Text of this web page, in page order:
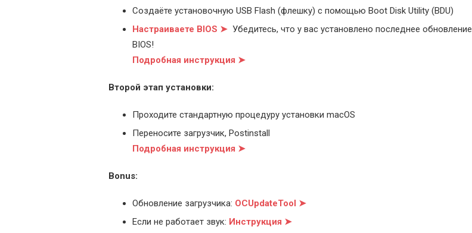
Создаёте установочную USB Flash (флешку) с помощью Boot Disk Utility (BDU)
Настраиваете BIOS ➤ Убедитесь, что у вас установлено последнее обновление
BIOS!
Подробная инструкция ➤
Второй этап установки:
Проходите стандартную процедуру установки macOS
Переносите загрузчик, Postinstall
Подробная инструкция ➤
Bonus:
Обновление загрузчика: OCUpdateTool ➤
Если не работает звук: Инструкция ➤